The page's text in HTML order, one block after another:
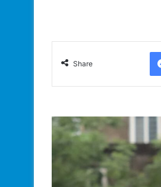
Share